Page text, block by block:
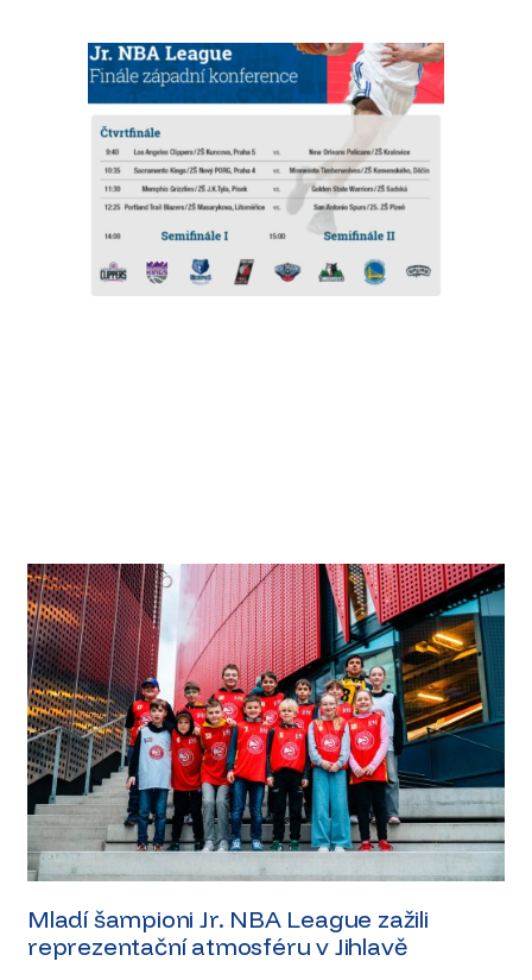
Mladí šampioni Jr. NBA League zažili
reprezentační atmosféru v Jihlavě